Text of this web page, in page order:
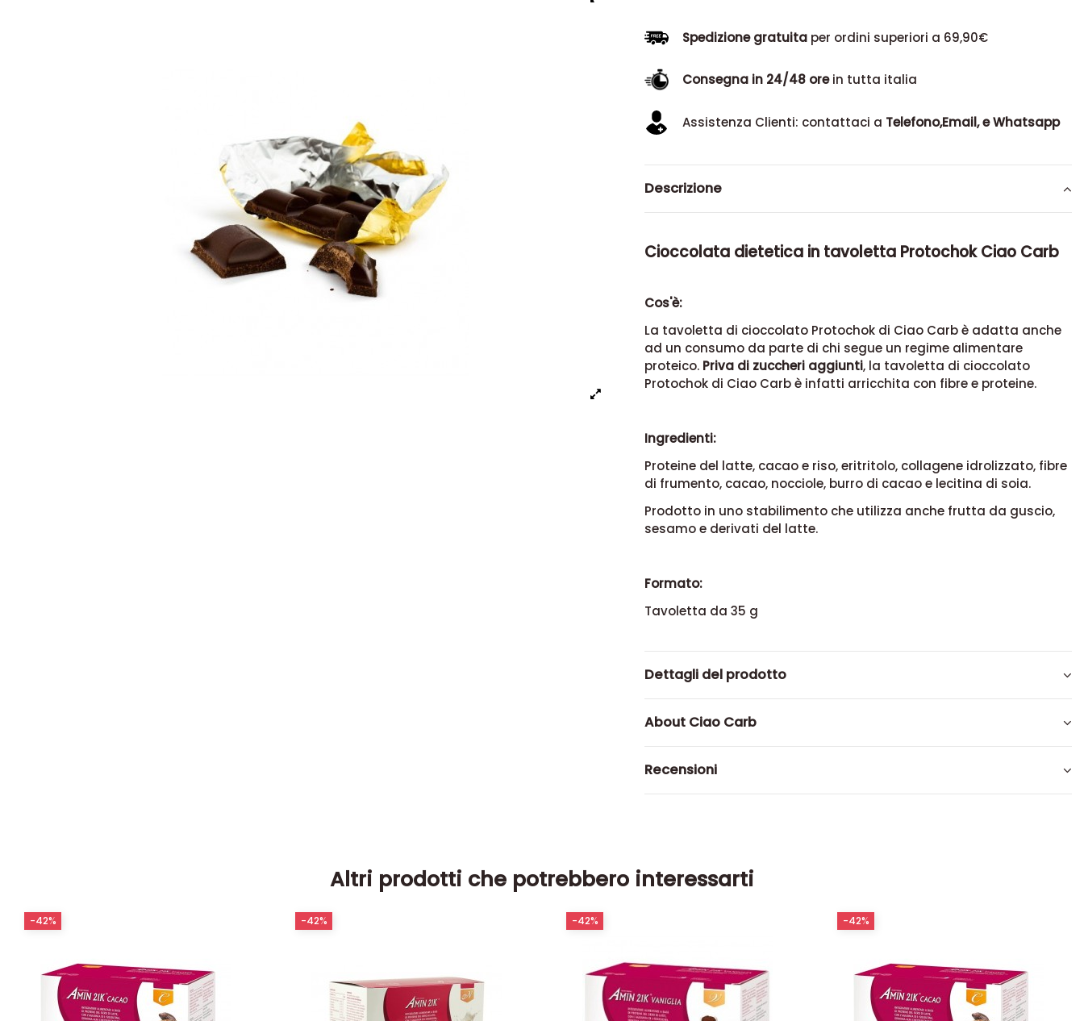
Spedizione gratuitaper ordini superiori a 69,90€
Consegna in 24/48 orein tutta italia
Assistenza Clienti: contattaci a Telefono,Email, e Whatsapp
Descrizione
Cioccolata dietetica in tavoletta Protochok Ciao Carb
Cos'è:
La tavoletta di cioccolato Protochok di Ciao Carb è adatta anche
ad un consumo da parte di chi segue un regime alimentare
proteico. Priva di zuccheri aggiunti, la tavoletta di cioccolato
Protochok di Ciao Carb è infatti arricchita con fibre e proteine.
Ingredienti:
Proteine del latte, cacao e riso, eritritolo, collagene idrolizzato, fibre
di frumento, cacao, nocciole, burro di cacao e lecitina di soia.
Prodotto in uno stabilimento che utilizza anche frutta da guscio,
sesamo e derivati del latte.
Formato:
Tavoletta da 35 g
Dettagli del prodotto
About Ciao Carb
Recensioni
Altri prodotti che potrebbero interessarti
-42% -42% -42% -42%